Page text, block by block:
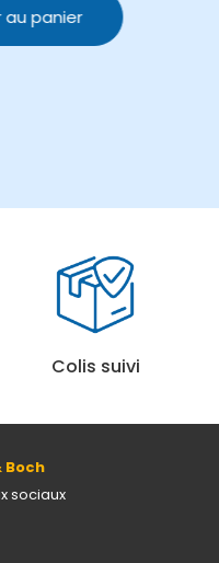
au panier
Colis suivi
Boch
sociaux